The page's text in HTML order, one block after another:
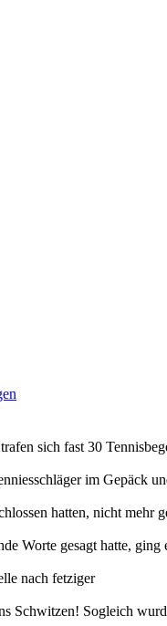
sich fast 30
im Gepäck
hatten, nicht mehr
Worte gesagt hatte, ging
nach fetziger
Schwitzen! Sogleich